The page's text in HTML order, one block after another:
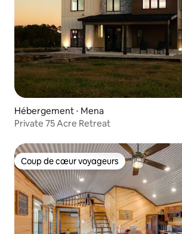
Hébergement ⋅ Mena
Private 75 Acre Retreat
Coup de cœur voyageurs
Coup de cœur voyageurs